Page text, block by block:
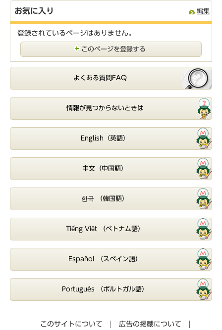
お気に入り 編集
登録されているページはありません。
このページを登録する
よくある質問FAQ
情報が見つからないときは
English（英語）
中文（中国語）
한국 （韓国語）
Tiếng Việt （ベトナム語）
Español （スペイン語）
Português （ポルトガル語）
このサイトについて 広告の掲載について